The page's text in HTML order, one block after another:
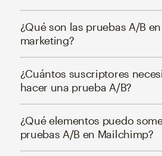
¿Qué son las pruebas A/B
marketing?
¿Cuántos suscriptores
hacer una prueba A/B?
¿Qué elementos puedo
pruebas A/B en Mailchimp?